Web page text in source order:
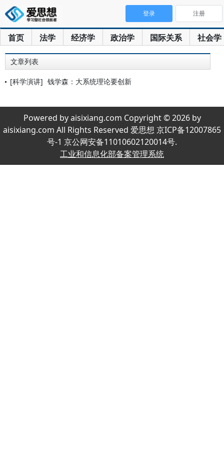
首页 法学 经济学 政治学 国际关系 社会学
登录 注册
文章列表
[科学演讲] 钱学森：大系统理论要创新
Powered by aisixiang.com Copyright © 2026 by
aisixiang.com All Rights Reserved 爱思想 京ICP备12007865
号-1 京公网安备11010602120014号.
工业和信息化部备案管理系统